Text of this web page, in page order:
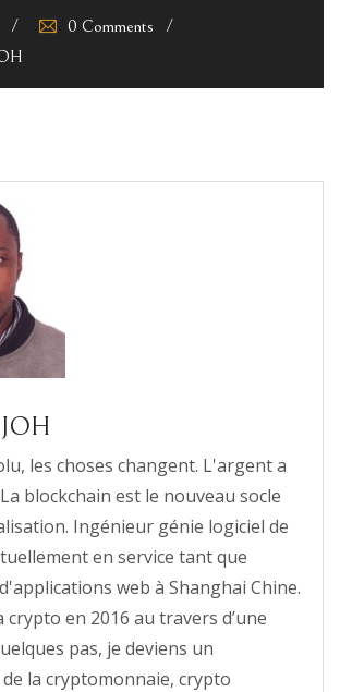
0 Comments
les choses changent. L'argent a
blockchain est le nouveau socle
Ingénieur génie logiciel de
en service tant que
web à Shanghai Chine.
crypto en 2016 au travers d’une
pas, je deviens un
la cryptomonnaie, crypto